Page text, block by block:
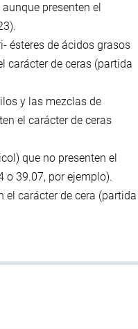
presenten el
ésteres de ácidos grasos
carácter de ceras (partida
y las mezclas de
el carácter de ceras
que no presenten el
o 39.07, por ejemplo).
el carácter de cera (partida